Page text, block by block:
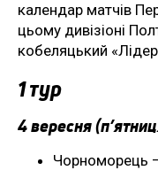
календар матчів
цьому дивізіоні
кобеляцький
1 тур
4 вересня
Чорноморець